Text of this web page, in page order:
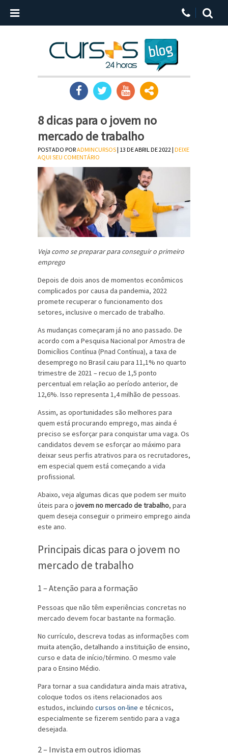
8 dicas para o jovem no
mercado de trabalho
POSTADO PORADMINCURSOS| 13 DE ABRIL DE 2022 | DEIXE
AQUI SEU COMENTÁRIO
Veja como se preparar para conseguir o primeiro
emprego
Depois de dois anos de momentos econômicos
complicados por causa da pandemia, 2022
promete recuperar o funcionamento dos
setores, inclusive o mercado de trabalho.
As mudanças começaram já no ano passado. De
acordo com a Pesquisa Nacional por Amostra de
Domicílios Contínua (Pnad Contínua), a taxa de
desemprego no Brasil caiu para 11,1% no quarto
trimestre de 2021 – recuo de 1,5 ponto
percentual em relação ao período anterior, de
12,6%. Isso representa 1,4 milhão de pessoas.
Assim, as oportunidades são melhores para
quem está procurando emprego, mas ainda é
preciso se esforçar para conquistar uma vaga. Os
candidatos devem se esforçar ao máximo para
deixar seus perfis atrativos para os recrutadores,
em especial quem está começando a vida
profissional.
Abaixo, veja algumas dicas que podem ser muito
úteis para o jovem no mercado de trabalho, para
quem deseja conseguir o primeiro emprego ainda
este ano.
Principais dicas para o jovem no
mercado de trabalho
1 – Atenção para a formação
Pessoas que não têm experiências concretas no
mercado devem focar bastante na formação.
No currículo, descreva todas as informações com
muita atenção, detalhando a instituição de ensino,
curso e data de início/término. O mesmo vale
para o Ensino Médio.
Para tornar a sua candidatura ainda mais atrativa,
coloque todos os itens relacionados aos
estudos, incluindo cursos on-line e técnicos,
especialmente se fizerem sentido para a vaga
desejada.
2 – Invista em outros idiomas